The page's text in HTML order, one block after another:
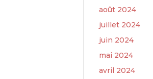
août 2024
juillet 2024
juin 2024
mai 2024
avril 2024